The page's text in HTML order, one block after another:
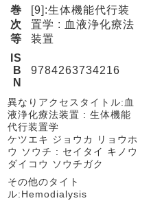
巻
次
等
[9]:生体機能代行装
置学 : 血液浄化療法
装置
IS
B
N
9784263734216
異なりアクセスタイトル:血
液浄化療法装置 : 生体機能
代行装置学
ケツエキ ジョウカ リョウホ
ウ ソウチ : セイタイ キノウ
ダイコウ ソウチガク
その他のタイト
ル:Hemodialysis